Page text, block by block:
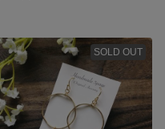
SOLD OUT